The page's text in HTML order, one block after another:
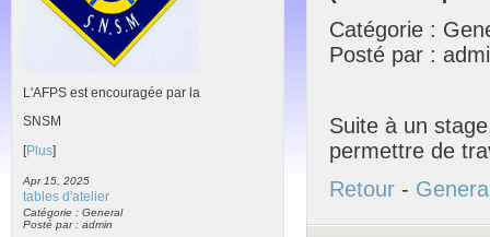
L'AFPS est encouragée par la
SNSM
[Plus]
Apr 15, 2025
tables d'atelier
Catégorie : General
Posté par : admin
Catégorie :
Posté par :
Suite à un
permettre de
Retour -